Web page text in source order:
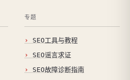
专题
SEO工具与教程
SEO谣言求证
SEO故障诊断指南